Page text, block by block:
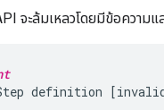
จะล้มเหลวโดยมีข้อความ